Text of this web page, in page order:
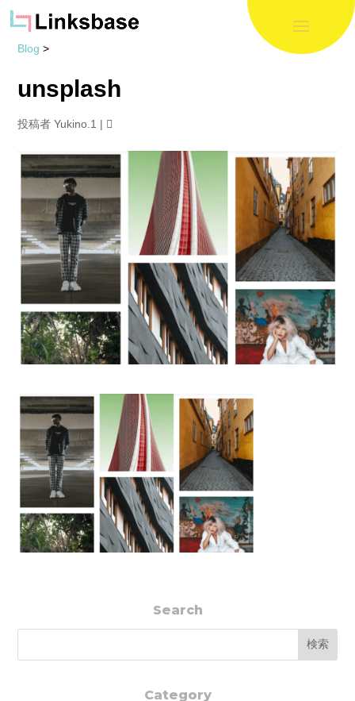
Blog >
unsplash
投稿者Yukino.1 |
Search
Category